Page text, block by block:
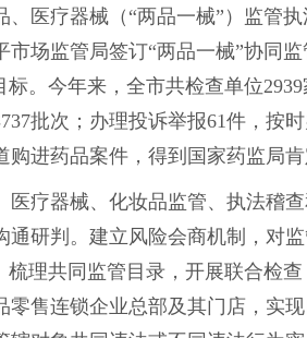
疗器械（“两品一械”）监管执
场监管局签订“两品一械”协同
。今年来，全市共检查单位
批次；办理投诉举报61件，按
进药品案件，得到国家药监局肯
器械、化妆品监管、执法稽
研判。建立风险会商机制，对
梳理共同监管目录，开展联合检
售连锁企业总部及其门店，实